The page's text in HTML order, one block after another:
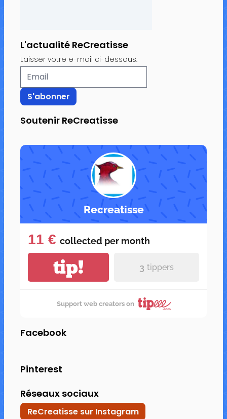
L'actualité ReCreatisse
Laisser votre e-mail ci-dessous.
Soutenir ReCreatisse
Recreatisse
11 € collected per month
tip! 3 tippers
Support web creators on
Facebook
Pinterest
Réseaux sociaux
ReCreatisse sur Instagram